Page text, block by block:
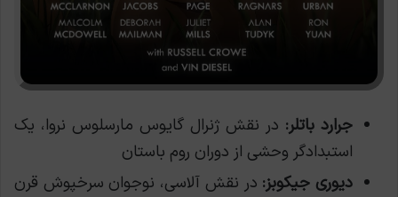
جرارد باتلر: در نقش ژنرال گایوس مارسلوس نروا، یک
استبدادگر وحشی از دوران روم باستان
دیوری جیکوبز: در نقش آلاسی، نوجوان سرخپوش قرن